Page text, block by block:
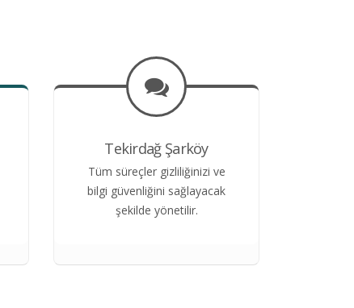
Tekirdağ Şarköy
Tüm süreçler gizliliğinizi ve
bilgi güvenliğini sağlayacak
şekilde yönetilir.